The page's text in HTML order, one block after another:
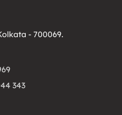
- 700069.
343